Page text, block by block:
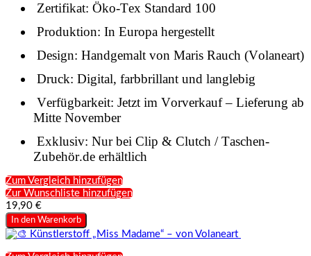
Zertifikat: Öko-Tex Standard 100
Produktion: In Europa hergestellt
Design: Handgemalt von Maris Rauch (Volaneart)
Druck: Digital, farbbrillant und langlebig
Verfügbarkeit: Jetzt im Vorverkauf – Lieferung ab
Mitte November
Exklusiv: Nur bei Clip & Clutch / Taschen-
Zubehör.de erhältlich
Zum Vergleich hinzufügen
Zur Wunschliste hinzufügen
19,90 €
In den Warenkorb